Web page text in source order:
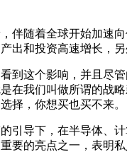
伴随着全球开始加速
出和投资高速增长，
到这个影响，并且尽
在我们叫做所谓的战
择，你想买也买不来。
引导下，在半导体、
要的亮点之一，表明